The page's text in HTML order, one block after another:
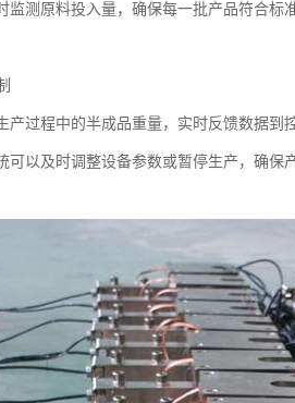
监测原料投入量，确保每一批产品符合标
产过程中的半成品重量，实时反馈数据到
可以及时调整设备参数或暂停生产，确保